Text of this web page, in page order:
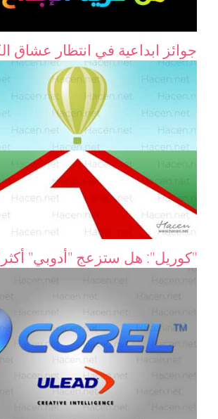
جوائز ابداعية في انتظار عشاق
"كوريل": هل ستزعج "أدوبي"